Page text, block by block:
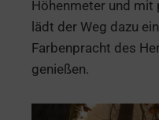
Höhenmeter und mit
lädt der Weg dazu
Farbenpracht des
genießen.